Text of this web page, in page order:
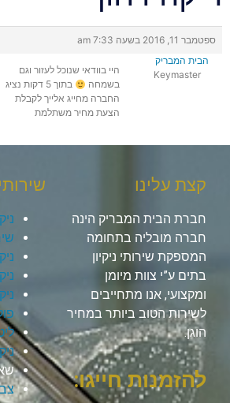
ספטמבר 11, 2016 בשעה 7:33 am
הבית המבריק
Keymaster
היי בוודאי שנוכל לעזור וגם
בשמחה
בתוך 5 דקות נציג
החברה מחייג אלייך לקבלת
הצעת מחיר משתלמת
קצת עלינו
חברת הבית המבריק הינה
חברה מובליה בתחומה
המספקת שירותי ניקיון
בתים ע”י צוות מיומן
ומקצועי, אנו מתחייבים
לשירות הטוב ביותר במחיר
הוגן.
להזמנות חייגו: